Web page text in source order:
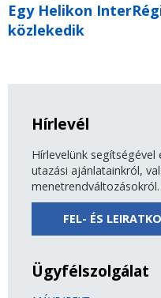
Egy Helikon
közlekedik
Hírlevél
Hírlevelünk segítségével
utazási ajánlatainkról,
menetrendváltozásokról.
FEL- ÉS
Ügyfélszolgálat